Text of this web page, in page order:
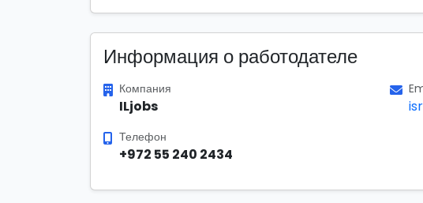
Информация о работодателе
Компания
ILjobs
Телефон
+972 55 240 2434